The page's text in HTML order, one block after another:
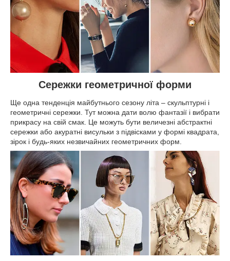
Сережки геометричної форми
Ще одна тенденція майбутнього сезону літа – скульптурні і
геометричні сережки. Тут можна дати волю фантазії і вибрати
прикрасу на свій смак. Це можуть бути величезні абстрактні
сережки або акуратні висульки з підвісками у формі квадрата,
зірок і будь-яких незвичайних геометричних форм.